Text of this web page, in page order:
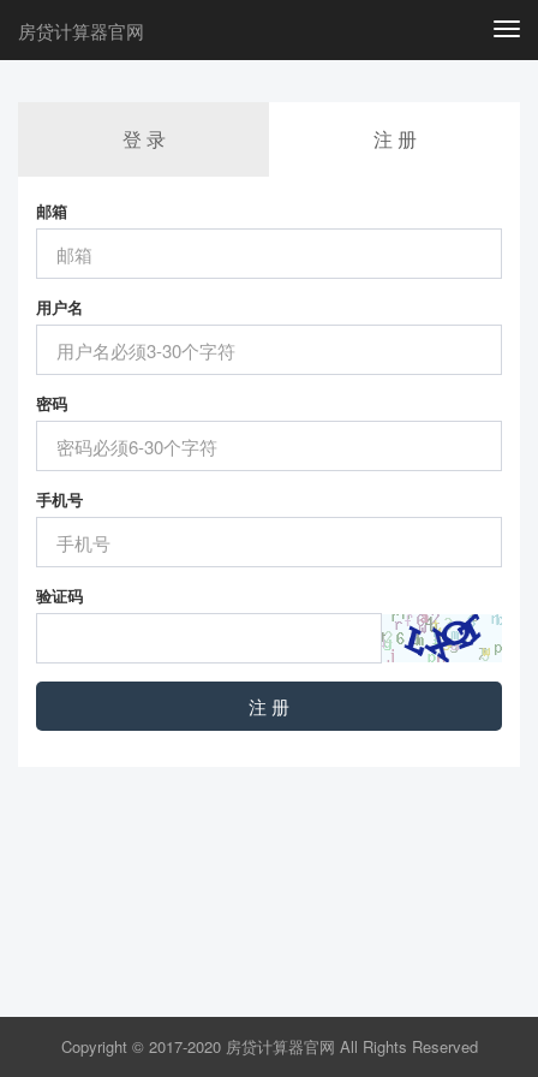
房贷计算器官网
登 录 注 册
邮箱
用户名
密码
手机号
验证码
注 册
Copyright © 2017-2020 房贷计算器官网 All Rights Reserved